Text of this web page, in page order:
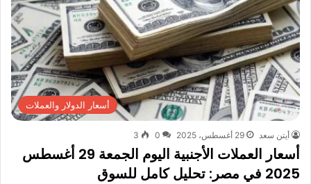
أسعار الدولار والعملات
أيتن سعد 29 أغسطس، 2025 0
3
أسعار العملات الأجنبية اليوم الجمعة 29 أغسطس
2025 في مصر: تحليل كامل للسوق